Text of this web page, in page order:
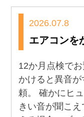
2026.07.8
エアコンを
12か月点検で
かけると異音
頼。 確かにヒ
きい音が聞こ